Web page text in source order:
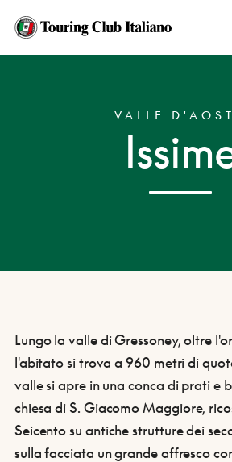
HOME
VALLE
Lungo la valle di Gressoney, oltre
l'abitato si trova a 960 metri di
valle si apre in una conca di prati e
chiesa di S. Giacomo Maggiore,
Seicento su antiche strutture dei
sulla facciata un grande affresco